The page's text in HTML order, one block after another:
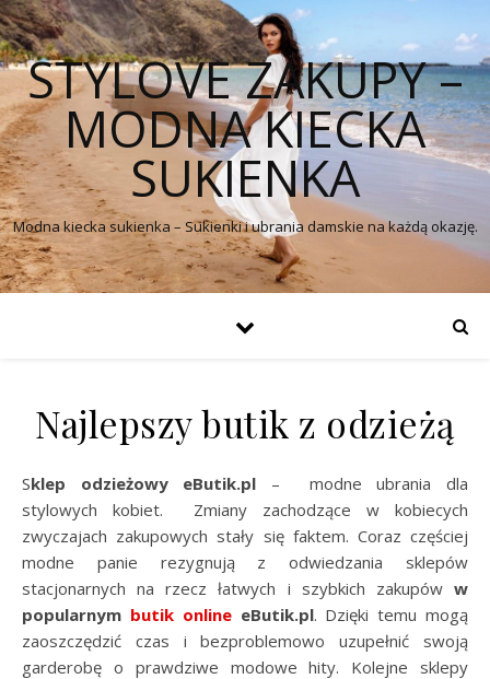
STYLOVE ZAKUPY –
MODNA KIECKA
SUKIENKA
Modna kiecka sukienka – Sukienki i ubrania damskie na każdą okazję.
Najlepszy butik z odzieżą
Sklep odzieżowy eButik.pl – modne ubrania dla
stylowych kobiet. Zmiany zachodzące w kobiecych
zwyczajach zakupowych stały się faktem. Coraz częściej
modne panie rezygnują z odwiedzania sklepów
stacjonarnych na rzecz łatwych i szybkich zakupów w
popularnym butik onlineeButik.pl. Dzięki temu mogą
zaoszczędzić czas i bezproblemowo uzupełnić swoją
garderobę o prawdziwe modowe hity. Kolejne sklepy